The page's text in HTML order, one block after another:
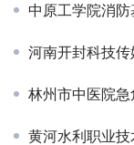
中原工学院消防
河南开封科技传媒
林州市中医院急危
黄河水利职业技术学